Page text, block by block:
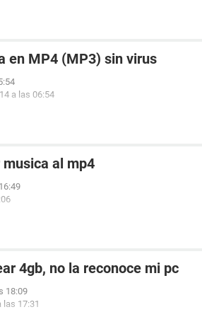
en MP4 (MP3) sin virus
a las 06:54
al mp4
4gb, no la reconoce mi pc
18:09
las 17:31